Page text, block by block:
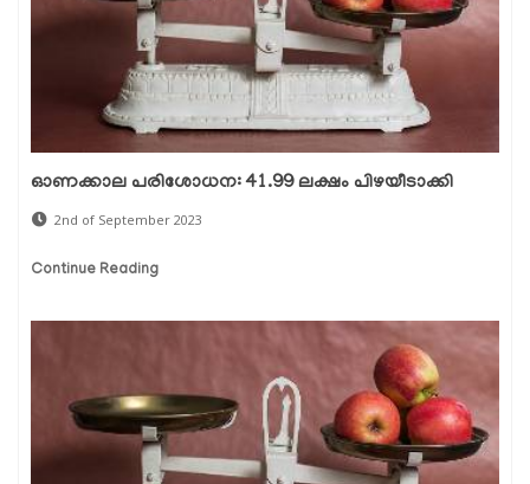
ഓണക്കാല പരിശോധന: 41.99 ലക്ഷം പിഴയീടാക്കി
2nd of September 2023
Continue Reading